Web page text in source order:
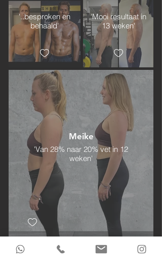
'..besproken en
behaald'
'Mooi resultaat in
13 weken'
Meike
'Van 28% naar 20% vet in 12
weken'